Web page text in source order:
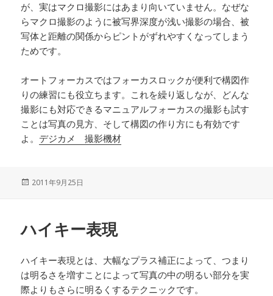
が、実はマクロ撮影にはあまり向いていません。なぜな
らマクロ撮影のように被写界深度が浅い撮影の場合、被
写体と距離の関係からピントがずれやすくなってしまう
ためです。
オートフォーカスではフォーカスロックが便利で構図作
りの練習にも役立ちます。これを繰り返しなが、どんな
撮影にも対応できるマニュアルフォーカスの撮影も試す
ことは写真の見方、そして構図の作り方にも有効です
よ。 デジカメ 撮影機材
投
2011年9月25日
ハイキー表現
ハイキー表現とは、大幅なプラス補正によって、つまり
は明るさを増すことによって写真の中の明るい部分を実
際よりもさらに明るくするテクニックです。